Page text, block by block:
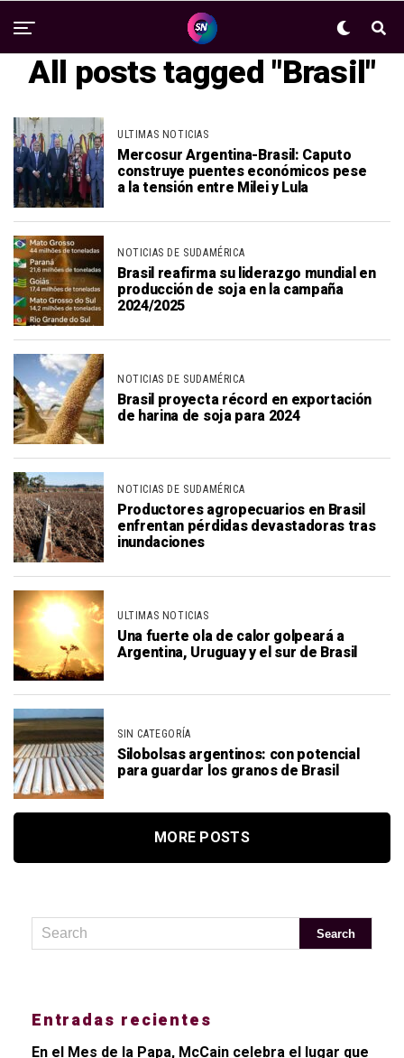
All posts tagged "Brasil"
ULTIMAS NOTICIAS
Mercosur Argentina-Brasil: Caputo
construye puentes económicos pese
a la tensión entre Milei y Lula
NOTICIAS DE SUDAMÉRICA
Brasil reafirma su liderazgo mundial en
producción de soja en la campaña
2024/2025
NOTICIAS DE SUDAMÉRICA
Brasil proyecta récord en exportación
de harina de soja para 2024
NOTICIAS DE SUDAMÉRICA
Productores agropecuarios en Brasil
enfrentan pérdidas devastadoras tras
inundaciones
ULTIMAS NOTICIAS
Una fuerte ola de calor golpeará a
Argentina, Uruguay y el sur de Brasil
SIN CATEGORÍA
Silobolsas argentinos: con potencial
para guardar los granos de Brasil
MORE POSTS
Entradas recientes
En el Mes de la Papa, McCain celebra el lugar que